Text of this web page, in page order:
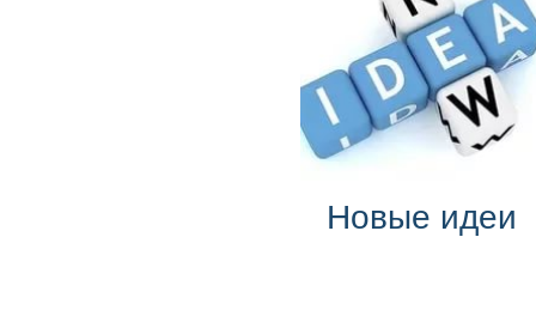
Новые идеи